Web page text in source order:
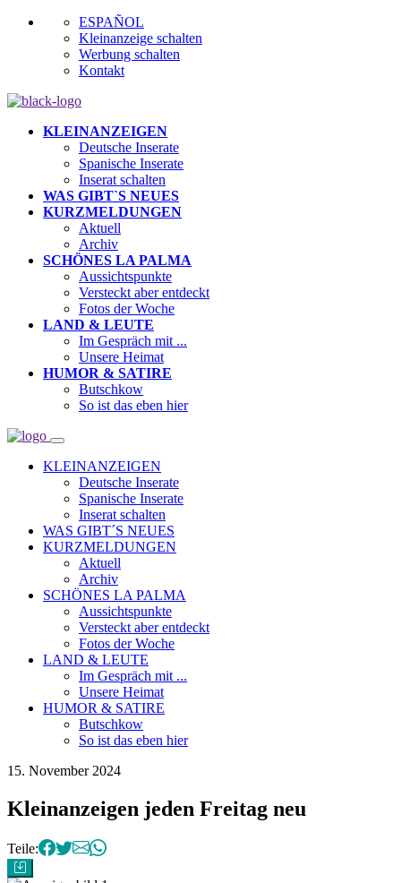
ESPAÑOL
Kleinanzeige schalten
Werbung schalten
Kontakt
KLEINANZEIGEN
Deutsche Inserate
Spanische Inserate
Inserat schalten
WAS GIBT`S NEUES
KURZMELDUNGEN
Aktuell
Archiv
SCHÖNES LA PALMA
Aussichtspunkte
Versteckt aber entdeckt
Fotos der Woche
LAND & LEUTE
Im Gespräch mit ...
Unsere Heimat
HUMOR & SATIRE
Butschkow
So ist das eben hier
KLEINANZEIGEN
Deutsche Inserate
Spanische Inserate
Inserat schalten
WAS GIBT´S NEUES
KURZMELDUNGEN
Aktuell
Archiv
SCHÖNES LA PALMA
Aussichtspunkte
Versteckt aber entdeckt
Fotos der Woche
LAND & LEUTE
Im Gespräch mit ...
Unsere Heimat
HUMOR & SATIRE
Butschkow
So ist das eben hier
15. November 2024
Correo del Valle -
Kleinanzeigen jeden Freitag neu
Teile: